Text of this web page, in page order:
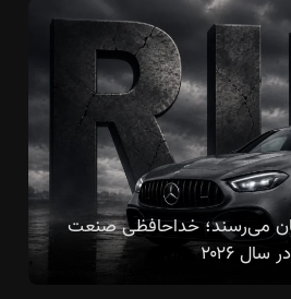
می‌رسند؛ خداحافظی صنعت